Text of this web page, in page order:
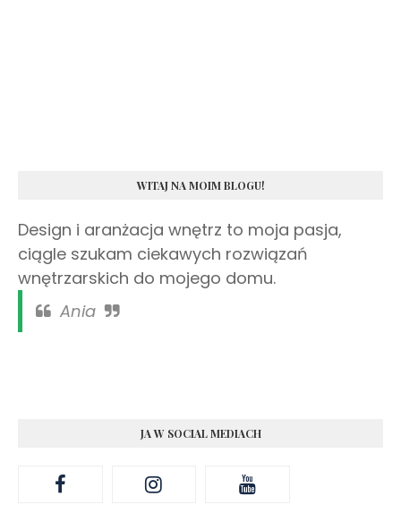
WITAJ NA MOIM BLOGU!
Design i aranżacja wnętrz to moja pasja,
ciągle szukam ciekawych rozwiązań
wnętrzarskich do mojego domu.
Ania
JA W SOCIAL MEDIACH